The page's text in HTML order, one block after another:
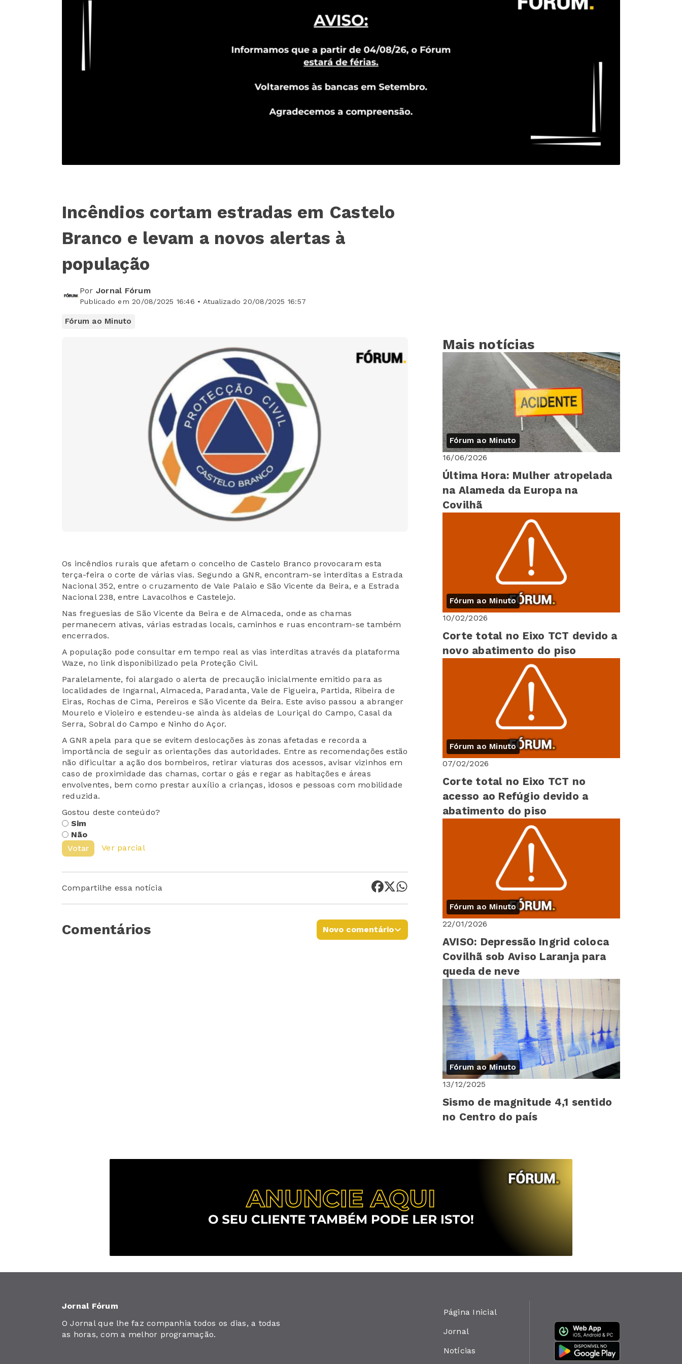
Incêndios cortam estradas em Castelo
Branco e levam a novos alertas à
população
Por Jornal Fórum
Publicado em 20/08/2025 16:46 • Atualizado 20/08/2025 16:57
Fórum ao Minuto
Os incêndios rurais que afetam o concelho de Castelo Branco provocaram esta
terça-feira o corte de várias vias. Segundo a GNR, encontram-se interditas a Estrada
Nacional 352, entre o cruzamento de Vale Palaio e São Vicente da Beira, e a Estrada
Nacional 238, entre Lavacolhos e Castelejo.
Nas freguesias de São Vicente da Beira e de Almaceda, onde as chamas
permanecem ativas, várias estradas locais, caminhos e ruas encontram-se também
encerrados.
A população pode consultar em tempo real as vias interditas através da plataforma
Waze, no link disponibilizado pela Proteção Civil.
Paralelamente, foi alargado o alerta de precaução inicialmente emitido para as
localidades de Ingarnal, Almaceda, Paradanta, Vale de Figueira, Partida, Ribeira de
Eiras, Rochas de Cima, Pereiros e São Vicente da Beira. Este aviso passou a abranger
Mourelo e Violeiro e estendeu-se ainda às aldeias de Louriçal do Campo, Casal da
Serra, Sobral do Campo e Ninho do Açor.
A GNR apela para que se evitem deslocações às zonas afetadas e recorda a
importância de seguir as orientações das autoridades. Entre as recomendações estão
não dificultar a ação dos bombeiros, retirar viaturas dos acessos, avisar vizinhos em
caso de proximidade das chamas, cortar o gás e regar as habitações e áreas
envolventes, bem como prestar auxílio a crianças, idosos e pessoas com mobilidade
reduzida.
Gostou deste conteúdo?
Sim
Não
Votar
Ver parcial
Compartilhe essa notícia
Comentários Novo comentário
Mais notícias
Fórum ao Minuto
16/06/2026
Última Hora: Mulher atropelada
na Alameda da Europa na
Covilhã
Fórum ao Minuto
10/02/2026
Corte total no Eixo TCT devido a
novo abatimento do piso
Fórum ao Minuto
07/02/2026
Corte total no Eixo TCT no
acesso ao Refúgio devido a
abatimento do piso
Fórum ao Minuto
22/01/2026
AVISO: Depressão Ingrid coloca
Covilhã sob Aviso Laranja para
queda de neve
Fórum ao Minuto
13/12/2025
Sismo de magnitude 4,1 sentido
no Centro do país
Jornal Fórum
O Jornal que lhe faz companhia todos os dias, a todas
as horas, com a melhor programação.
Página Inicial
Jornal
Notícias